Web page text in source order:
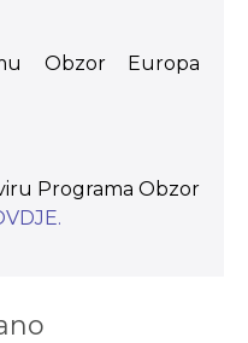
Obzor Europa
Programa Obzor